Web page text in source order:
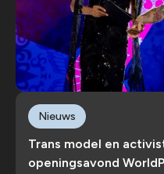
Trans model en
openingsavond
Nieuws